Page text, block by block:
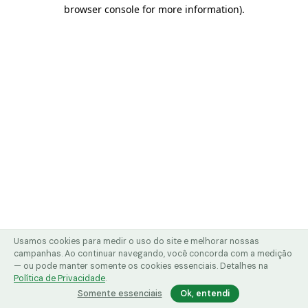
browser console for more information).
Usamos cookies para medir o uso do site e melhorar nossas
campanhas. Ao continuar navegando, você concorda com a medição
— ou pode manter somente os cookies essenciais. Detalhes na
Política de Privacidade.
Somente essenciais
Ok, entendi